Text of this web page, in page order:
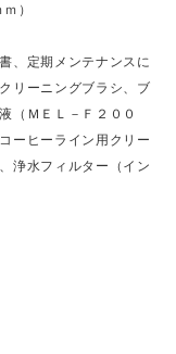
）
、定期メンテナンスに
リーニングブラシ、ブ
（ＭＥＬ－Ｆ２００
ーヒーライン用クリー
浄水フィルター（イン